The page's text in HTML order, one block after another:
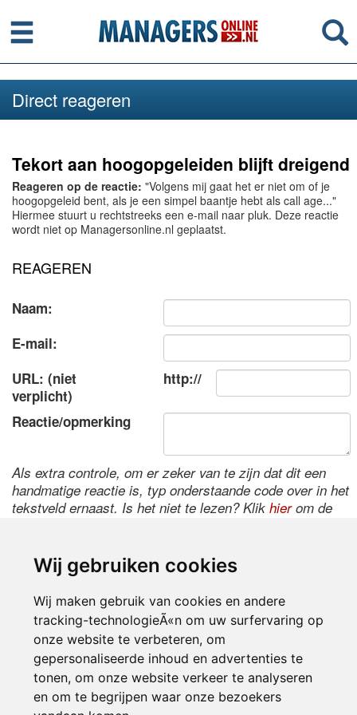
Wij gebruiken cookies
Wij maken gebruik van cookies en andere
tracking-technologieÃ«n om uw surfervaring op
onze website te verbeteren, om
gepersonaliseerde inhoud en advertenties te
tonen, om onze website verkeer te analyseren
en om te begrijpen waar onze bezoekers
Menu
Direct reageren
Tekort aan hoogopgeleiden blijft dreigend
Reageren op de reactie: "Volgens mij gaat het er niet om of je
hoogopgeleid bent, als je een simpel baantje hebt als call age..."
Hiermee stuurt u rechtstreeks een e-mail naar pluk. Deze reactie
wordt niet op Managersonline.nl geplaatst.
REAGEREN
Naam:
E-mail:
URL: (niet
verplicht)
http://
Reactie/opmerking
Als extra controle, om er zeker van te zijn dat dit een
handmatige reactie is, typ onderstaande code over in het
tekstveld ernaast. Is het niet te lezen? Klik hierom de
Inloggen